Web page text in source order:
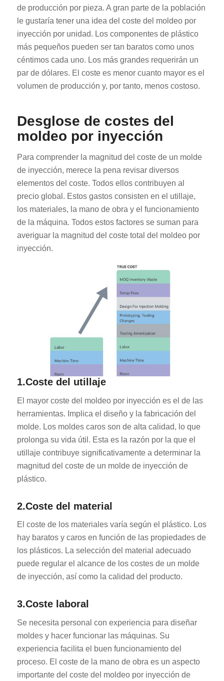
de producción por pieza. A gran parte de la población
le gustaría tener una idea del coste del moldeo por
inyección por unidad. Los componentes de plástico
más pequeños pueden ser tan baratos como unos
céntimos cada uno. Los más grandes requerirán un
par de dólares. El coste es menor cuanto mayor es el
volumen de producción y, por tanto, menos costoso.
Desglose de costes del
moldeo por inyección
Para comprender la magnitud del coste de un molde
de inyección, merece la pena revisar diversos
elementos del coste. Todos ellos contribuyen al
precio global. Estos gastos consisten en el utillaje,
los materiales, la mano de obra y el funcionamiento
de la máquina. Todos estos factores se suman para
averiguar la magnitud del coste total del moldeo por
inyección.
1.Coste del utillaje
El mayor coste del moldeo por inyección es el de las
herramientas. Implica el diseño y la fabricación del
molde. Los moldes caros son de alta calidad, lo que
prolonga su vida útil. Esta es la razón por la que el
utillaje contribuye significativamente a determinar la
magnitud del coste de un molde de inyección de
plástico.
2.Coste del material
El coste de los materiales varía según el plástico. Los
hay baratos y caros en función de las propiedades de
los plásticos. La selección del material adecuado
puede regular el alcance de los costes de un molde
de inyección, así como la calidad del producto.
3.Coste laboral
Se necesita personal con experiencia para diseñar
moldes y hacer funcionar las máquinas. Su
experiencia facilita el buen funcionamiento del
proceso. El coste de la mano de obra es un aspecto
importante del coste del moldeo por inyección de